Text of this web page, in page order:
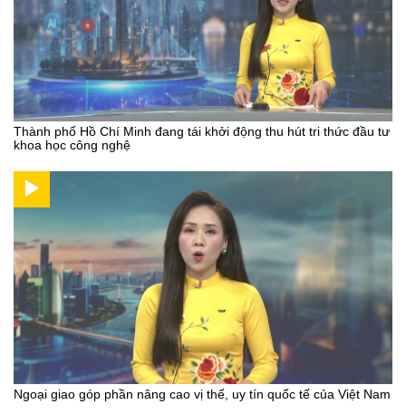
Thành phố Hồ Chí Minh đang tái khởi động thu hút tri thức đầu tư
khoa học công nghệ
Ngoại giao góp phần nâng cao vị thế, uy tín quốc tế của Việt Nam